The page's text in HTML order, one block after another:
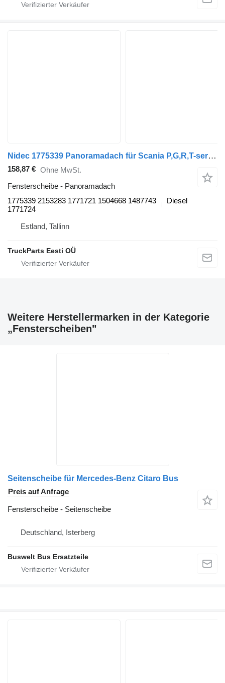
Nidec 1775339 Panoramadach für Scania P,G,R,T-series (2004-2017) Sattelzugmaschine
158,87 € Ohne MwSt.
Fensterscheibe - Panoramadach
1775339 2153283 1771721 1504668 1487743
1771724
Diesel
Estland, Tallinn
TruckParts Eesti OÜ
Weitere Herstellermarken in der Kategorie
„Fensterscheiben"
Seitenscheibe für Mercedes-Benz Citaro Bus
Preis auf Anfrage
Fensterscheibe - Seitenscheibe
Deutschland, Isterberg
Buswelt Bus Ersatzteile